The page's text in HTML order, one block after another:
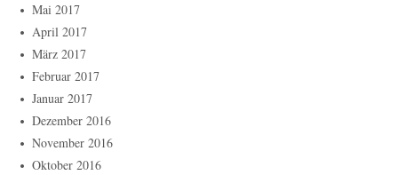
Mai 2017
April 2017
März 2017
Februar 2017
Januar 2017
Dezember 2016
November 2016
Oktober 2016